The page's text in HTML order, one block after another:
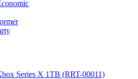
Series X 1TB (RRT-00011)